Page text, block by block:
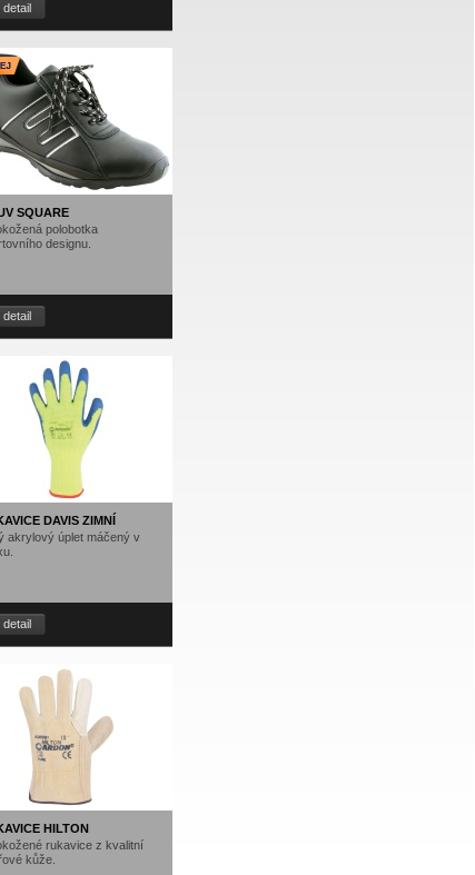
detail
SQUARE
polobotka
designu.
detail
DAVIS ZIMNÍ
akrylový úplet máčený v
detail
HILTON
rukavice z kvalitní
kůže.